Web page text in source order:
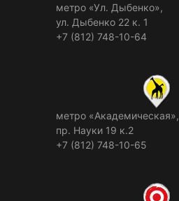
метро «Ул. Дыбенко»,
ул. Дыбенко 22 к. 1
+7 (812) 748-10-64
метро «Академическая»,
пр. Науки 19 к.2
+7 (812) 748-10-65